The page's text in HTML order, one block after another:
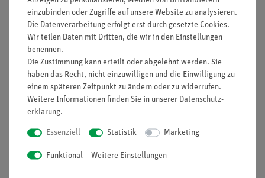
Versandkostenfrei ab 300,- €
Nach oben
Informationen
einzubinden oder Zugriffe auf unsere Website zu analysieren.
Die Datenverarbeitung erfolgt erst durch gesetzte Cookies.
Wir teilen Daten mit Dritten, die wir in den Einstellungen
benennen.
Die Zustimmung kann erteilt oder abgelehnt werden. Sie
haben das Recht, nicht einzuwilligen und die Einwilligung zu
einem späteren Zeitpunkt zu ändern oder zu widerrufen.
Weitere Informationen finden Sie in unserer Daten­schutz­
erklärung.
Essenziell Statistik Marketing
Funktional Weitere Einstellungen